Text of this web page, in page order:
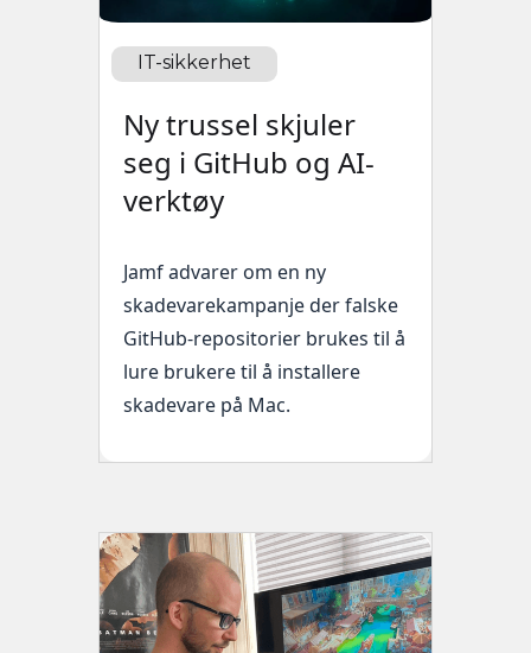
IT-sikkerhet
Ny trussel skjuler
seg i GitHub og AI-
verktøy
Jamf advarer om en ny
skadevarekampanje der falske
GitHub-repositorier brukes til å
lure brukere til å installere
skadevare på Mac.